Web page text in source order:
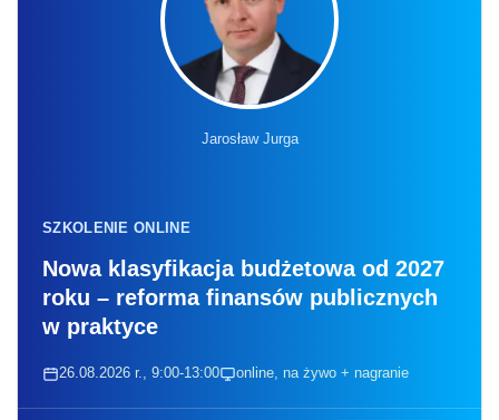
Jarosław Jurga
SZKOLENIE ONLINE
Nowa klasyfikacja budżetowa od 2027
roku – reforma finansów publicznych
w praktyce
26.08.2026 r., 9:00-13:00 online, na żywo + nagranie